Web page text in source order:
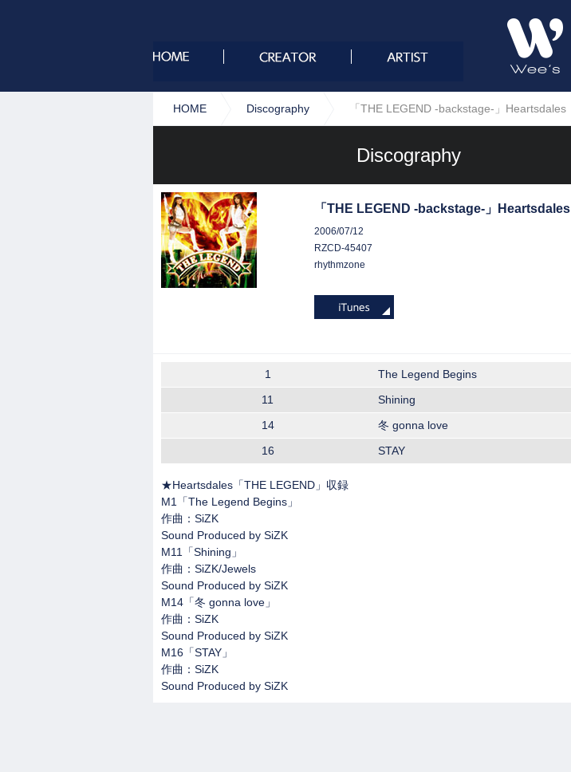
HOME Discography 「THE LEGEND -backstage-」Heartsdales
Discography
「THE LEGEND -backstage-」Heartsdales
2006/07/12
RZCD-45407
rhythmzone
1
The Legend Begins
11
Shining
14
冬 gonna love
16
STAY
★Heartsdales「THE LEGEND」収録
M1「The Legend Begins」
作曲：SiZK
Sound Produced by SiZK
M11「Shining」
作曲：SiZK/Jewels
Sound Produced by SiZK
M14「冬 gonna love」
作曲：SiZK
Sound Produced by SiZK
M16「STAY」
作曲：SiZK
Sound Produced by SiZK